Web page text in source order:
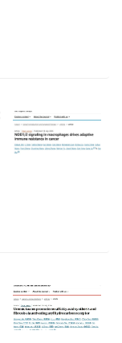
1/2如何通过上调巨
同济大学余晨等揭示